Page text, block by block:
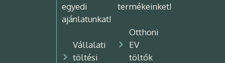
egyedi
ajánlatunkat!
Vállalati
töltési
termékeinket!
Otthoni
EV
töltők